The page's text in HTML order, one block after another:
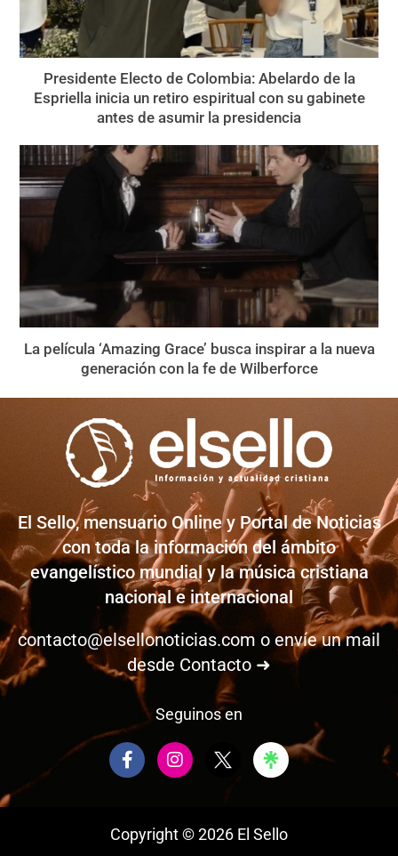
Presidente Electo de Colombia: Abelardo de la
Espriella inicia un retiro espiritual con su gabinete
antes de asumir la presidencia
La película ‘Amazing Grace’ busca inspirar a la nueva
generación con la fe de Wilberforce
El Sello, mensuario Online y Portal de Noticias
con toda la información del ámbito
evangelístico mundial y la música cristiana
nacional e internacional
contacto@elsellonoticias.com o envíe un mail
desde Contacto ➜
Seguinos en
F
a
o
I
n
g
Copyright © 2026 El Sello